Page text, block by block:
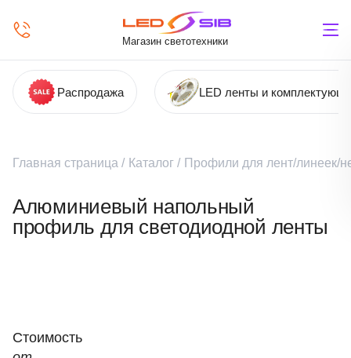
Магазин светотехники
Распродажа LED ленты и
Главная страница / Каталог / Профили для лент/линеек/
Алюминиевый напольный
профиль для светодиодной ленты
Стоимость